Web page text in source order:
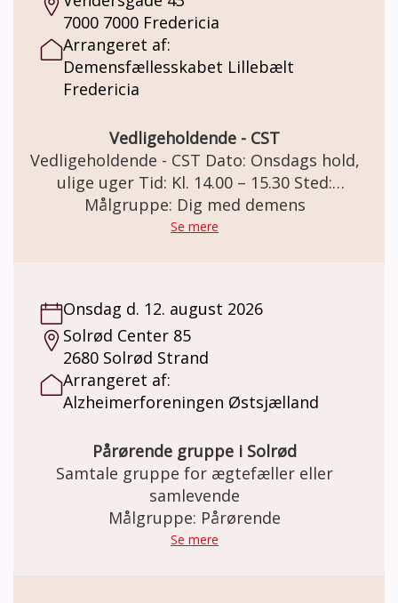
7000 7000 Fredericia
Arrangeret af:
Demensfællesskabet Lillebælt
Fredericia
Vedligeholdende - CST
Vedligeholdende - CST Dato: Onsdags hold,
ulige uger Tid: Kl. 14.00 – 15.30 Sted:
Demensfællesskabet Lillebælt Vendersgade
43, 7000 Fredericia Vedligeholdende - CST
henholdsvis tirsdage, onsdage og fredage i
ulige uger. Deltagerne tilbydes et forløb i en
lukket gruppe i et ½ år ad gangen.
Vedligeholdende - CST sigter mod at
vedligeholde og styrke deltagernes kognitive
som gælder for CST er engement, respekt,
medinddragelse, morskab, relationer,
reminiscens, synspunkter og mening – frem
for fakta m.m. Pris: Deltagelse på holdet er
Målgruppe: Dig med demens
Se mere
Onsdag d. 12. august 2026
Solrød Center 85
2680 Solrød Strand
Arrangeret af:
Alzheimerforeningen Østsjælland
Pårørende gruppe i Solrød
Samtale gruppe for ægtefæller eller
samlevende
Målgruppe: Pårørende
Se mere